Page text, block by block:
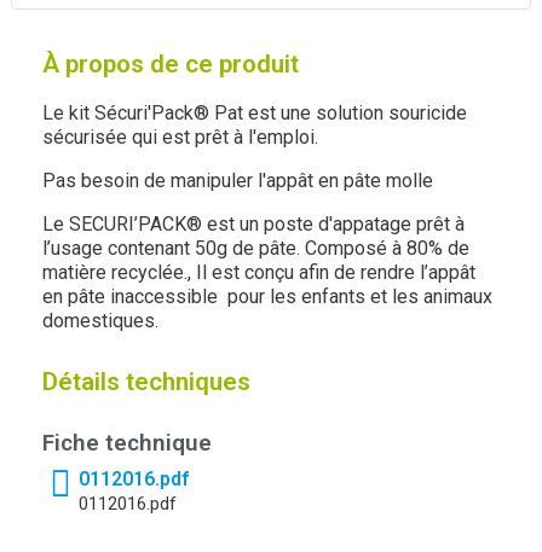
À propos de ce produit
Le kit Sécuri'Pack® Pat est une solution souricide
sécurisée qui est prêt à l'emploi.
Pas besoin de manipuler l'appât en pâte molle
Le SECURI’PACK® est un poste d'appatage prêt à
l’usage contenant 50g de pâte. Composé à 80% de
matière recyclée., Il est conçu afin de rendre l’appât
en pâte inaccessible pour les enfants et les animaux
domestiques.
Détails techniques
Fiche technique
0112016.pdf
0112016.pdf